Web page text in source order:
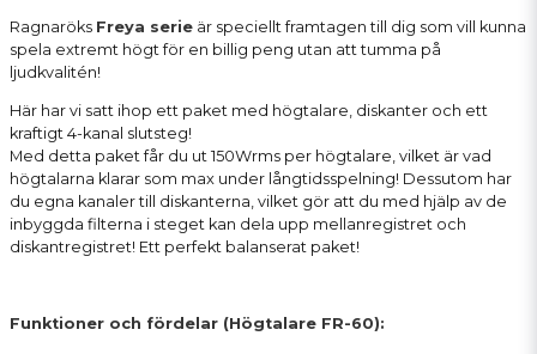
Ragnaröks Freya serie är speciellt framtagen till dig som vill kunna
spela extremt högt för en billig peng utan att tumma på
ljudkvalitén!
Här har vi satt ihop ett paket med högtalare, diskanter och ett
kraftigt 4-kanal slutsteg!
Med detta paket får du ut 150Wrms per högtalare, vilket är vad
högtalarna klarar som max under långtidsspelning! Dessutom har
du egna kanaler till diskanterna, vilket gör att du med hjälp av de
inbyggda filterna i steget kan dela upp mellanregistret och
diskantregistret! Ett perfekt balanserat paket!
Funktioner och fördelar (Högtalare FR-60):